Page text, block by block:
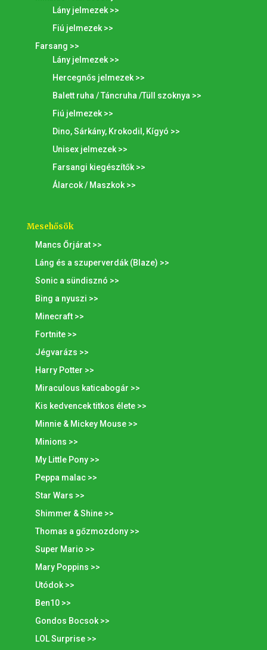
Lány jelmezek >>
Fiú jelmezek >>
Farsang >>
Lány jelmezek >>
Hercegnős jelmezek >>
Balett ruha / Táncruha /Tüll szoknya >>
Fiú jelmezek >>
Dino, Sárkány, Krokodil, Kígyó >>
Unisex jelmezek >>
Farsangi kiegészítők >>
Álarcok / Maszkok >>
Mesehősök
Mancs Őrjárat >>
Láng és a szuperverdák (Blaze) >>
Sonic a sündisznó >>
Bing a nyuszi >>
Minecraft >>
Fortnite >>
Jégvarázs >>
Harry Potter >>
Miraculous katicabogár >>
Kis kedvencek titkos élete >>
Minnie & Mickey Mouse >>
Minions >>
My Little Pony >>
Peppa malac >>
Star Wars >>
Shimmer & Shine >>
Thomas a gőzmozdony >>
Super Mario >>
Mary Poppins >>
Utódok >>
Ben10 >>
Gondos Bocsok >>
LOL Surprise >>